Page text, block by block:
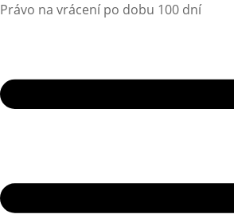
Právo na vrácení po dobu 100 dní